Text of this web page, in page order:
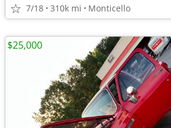
7/18 310k mi Monticello
$25,000